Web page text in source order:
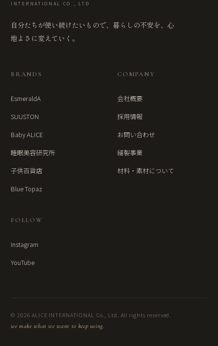
INTERNATIONAL CO., LTD
自分たちが使い続けたいもので、暮らしの不安を、心
地よさに変えていく。
BRANDS
EsmeraldA
SUUSTON
Baby ALICE
睡眠美容研究所
子供百貨店
Blue Topaz
COMPANY
会社概要
採用情報
お問い合わせ
縫製事業
材料・素材について
FOLLOW
Instagram
YouTube
© 2026 ALICE INTERNATIONAL Co., Ltd. All rights reserved.
we make what we want to keep using.